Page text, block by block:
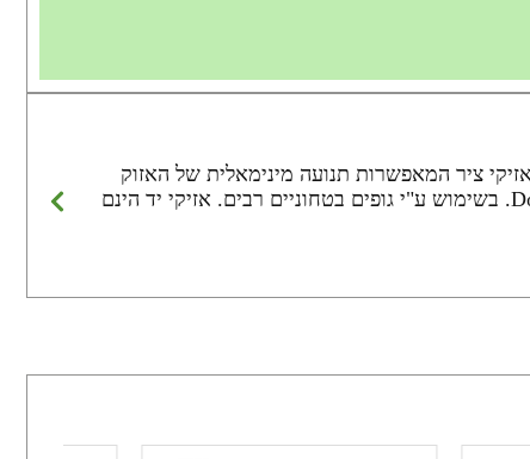
ציר המאפשרות תנועה מינימאלית של האזוק
וכך מפחיתה את הסיכון של האזוק לסביבה וכמו כן לעצמו. כל סט אזיקים מגיע עם 2 זוגות מפתחות . מערכת Double Locking. בשימוש ע"י גופים בטחוניים רבים. אזיקי יד הינם